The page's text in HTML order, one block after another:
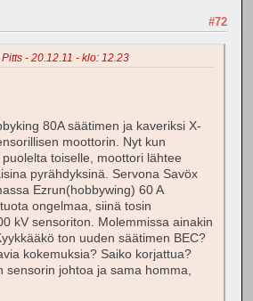
#72
- 20.12.11 - klo: 12.23
80A säätimen ja kaveriksi X-
moottorin. Nyt kun
toiselle, moottori lähtee
pyrähdyksinä. Servona Savöx
Ezrun(hobbywing) 60 A
ongelmaa, siinä tosin
kV sensoriton. Molemmissa ainakin
ton uuden säätimen BEC?
kokemuksia? Saiko korjattua?
sensorin johtoa ja sama homma,